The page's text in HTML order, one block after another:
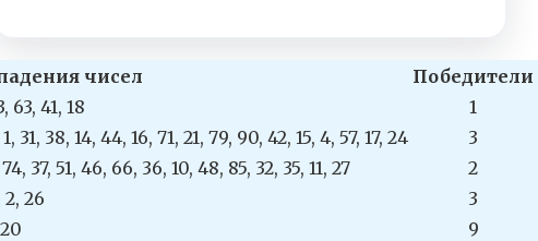
чисел Победители
63, 41, 18 1
31, 38, 14, 44, 16, 71, 21, 79, 90, 42, 15, 4, 57, 17, 24 3
37, 51, 46, 66, 36, 10, 48, 85, 32, 35, 11, 27 2
2, 26 3
20 9